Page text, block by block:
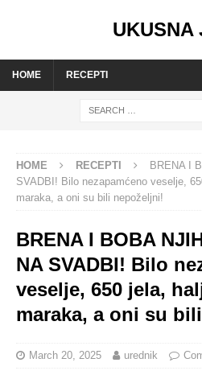
UKUSNA
HOME RECEPTI
HOME RECEPTI
BRENA I
SVADBI! Bilo nezapamćeno veselje,
maraka, a oni su bili nepoželjni!
BRENA I BOBA
NA SVADBI! Bilo
veselje, 650 jela,
maraka, a oni su
March 20, 2025 urednik